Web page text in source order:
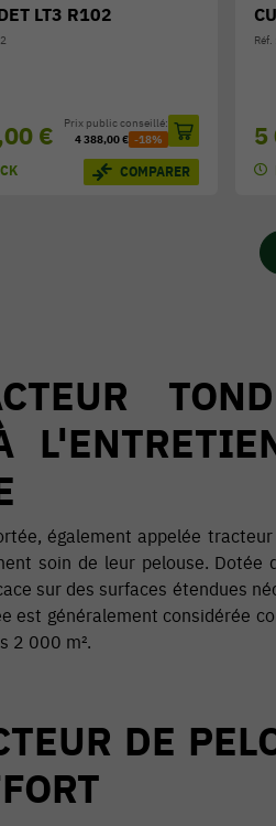
LT3 R102
€
Prix public conseillé:
4 388,00 € -18%
COMPARER
5
également appelée
soin de leur pelouse.
sur des surfaces étendues
est généralement considérée
2 000 m².
DE